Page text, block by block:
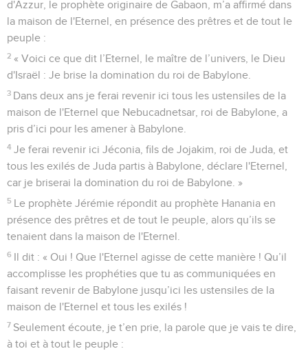
d'Azzur, le prophète originaire de Gabaon, m’a affirmé dans
la maison de l'Eternel, en présence des prêtres et de tout le
peuple :
2 « Voici ce que dit l’Eternel, le maître de l’univers, le Dieu
d'Israël : Je brise la domination du roi de Babylone.
3 Dans deux ans je ferai revenir ici tous les ustensiles de la
maison de l'Eternel que Nebucadnetsar, roi de Babylone, a
pris d’ici pour les amener à Babylone.
4 Je ferai revenir ici Jéconia, fils de Jojakim, roi de Juda, et
tous les exilés de Juda partis à Babylone, déclare l'Eternel,
car je briserai la domination du roi de Babylone. »
5 Le prophète Jérémie répondit au prophète Hanania en
présence des prêtres et de tout le peuple, alors qu’ils se
tenaient dans la maison de l'Eternel.
6 Il dit : « Oui ! Que l'Eternel agisse de cette manière ! Qu’il
accomplisse les prophéties que tu as communiquées en
faisant revenir de Babylone jusqu’ici les ustensiles de la
maison de l'Eternel et tous les exilés !
7 Seulement écoute, je t’en prie, la parole que je vais te dire,
à toi et à tout le peuple :